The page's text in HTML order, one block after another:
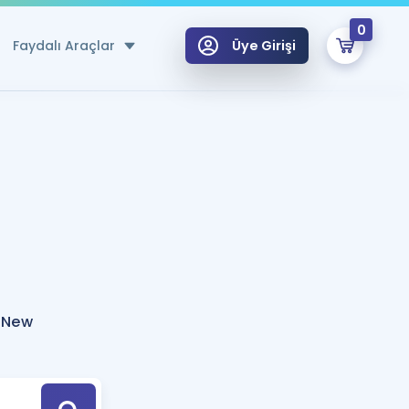
Faydalı Araçlar
Hesaplama Aracı
için Öneriler
Tek Takvimde
Üye Girişi
0
Hoca ile seni sınava hazırlayacak onlarca eğitim seni bekliyor!